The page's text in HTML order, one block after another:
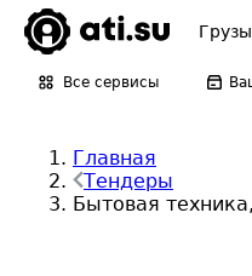
Грузы
Все сервисы
Главная
Тендеры
Бытовая